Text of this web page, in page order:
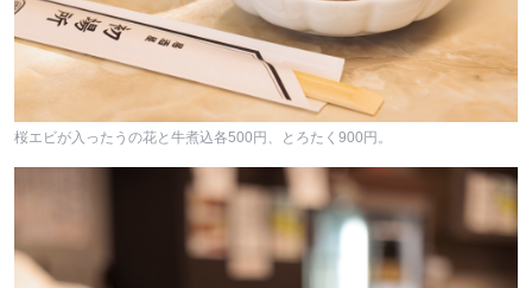
桜エビが入ったうの花と牛煮込各500円、とろたく900円。